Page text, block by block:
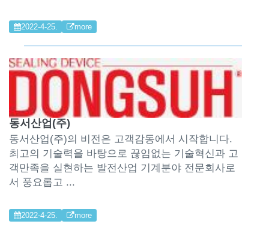
2022-4-25. more
동서산업(주)
동서산업(주)의 비전은 고객감동에서 시작합니다.
최고의 기술력을 바탕으로 끊임없는 기술혁신과 고
객만족을 실현하는 발전산업 기계분야 전문회사로
서 풍요롭고 ...
2022-4-25. more